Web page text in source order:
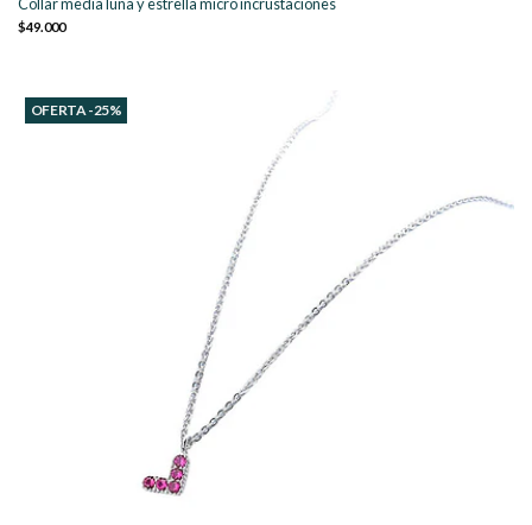
Collar media luna y estrella micro incrustaciones
$49.000
OFERTA -25%